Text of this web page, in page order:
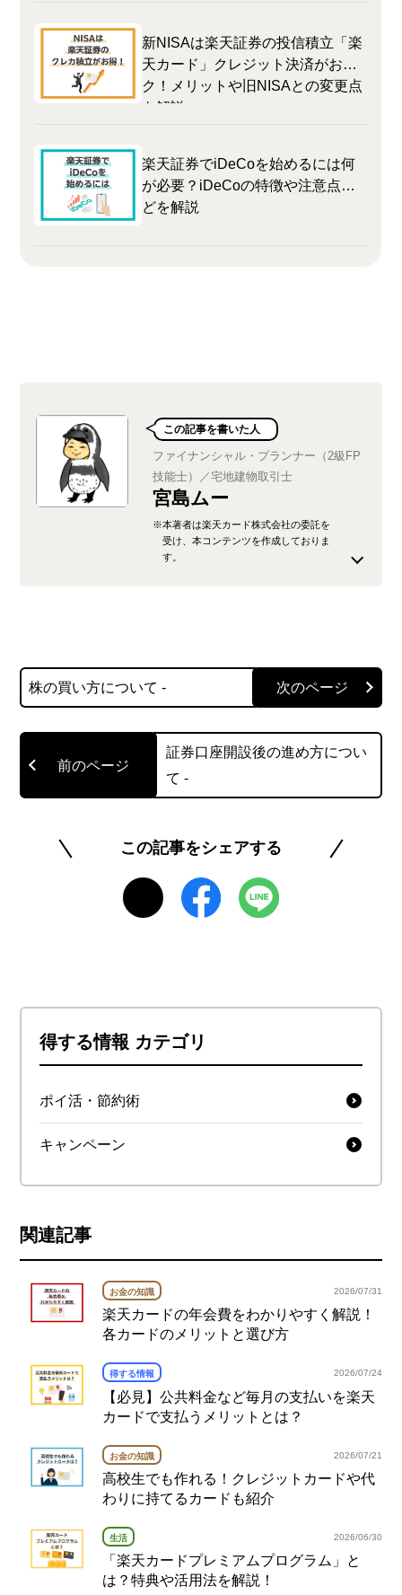
新NISAは楽天証券の投信積立「楽
天カード」クレジット決済がおト
ク！メリットや旧NISAとの変更点
も解説
楽天証券でiDeCoを始めるには何
が必要？iDeCoの特徴や注意点な
どを解説
この記事を書いた人
ファイナンシャル・プランナー（2級FP
技能士）／宅地建物取引士
宮島ムー
※本著者は楽天カード株式会社の委託を
受け、本コンテンツを作成しておりま
す。
ています。
https://muumemo.com/
株の買い方について -
証券口座開設後の進め方につい
て -
この記事をシェアする
得する情報 カテゴリ
ポイ活・節約術
キャンペーン
関連記事
お金の知識 2026/07/31
楽天カードの年会費をわかりやすく解説！
各カードのメリットと選び方
得する情報 2026/07/24
【必見】公共料金など毎月の支払いを楽天
カードで支払うメリットとは？
お金の知識 2026/07/21
高校生でも作れる！クレジットカードや代
わりに持てるカードも紹介
生活 2026/06/30
「楽天カードプレミアムプログラム」と
は？特典や活用法を解説！